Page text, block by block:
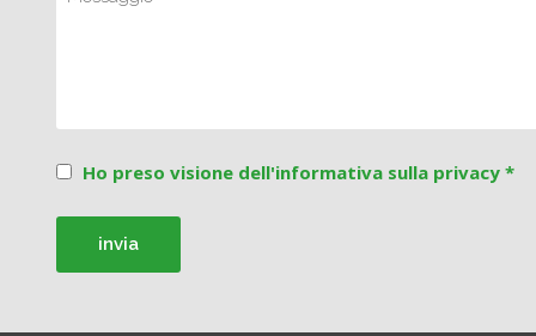
Ho preso visione dell'informativa sulla privacy *